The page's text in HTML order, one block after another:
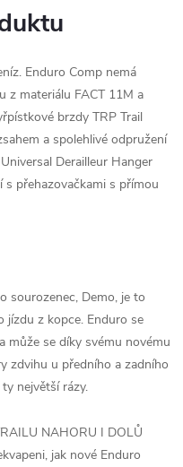
Enduro Comp nemá
z materiálu FACT 11M a
brzdy TRP Trail
a spolehlivé odpružení
Derailleur Hanger
přehazovačkami s přímou
sourozenec, Demo, je to
jízdu z kopce. Enduro se
může se díky svému novému
zdvihu u předního a zadního
největší rázy.
NAHORU I DOLŮ
jak nové Enduro